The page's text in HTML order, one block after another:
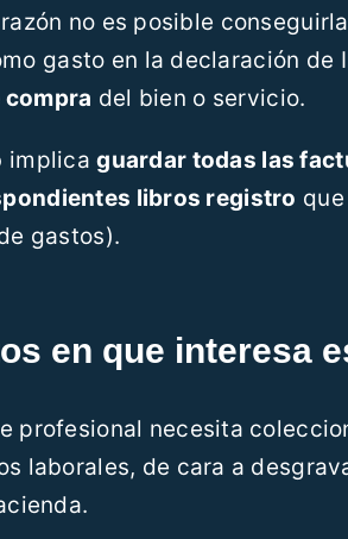
no es posible
gasto en la declaración de
compra del bien o servicio.
implicaguardar todas las
libros registro
gastos).
en que interesa
profesional necesita
laborales, de cara a